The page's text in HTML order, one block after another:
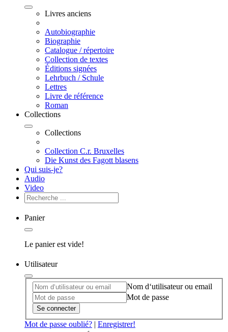
Livres anciens
Autobiographie
Biographie
Catalogue / répertoire
Collection de textes
Éditions signées
Lehrbuch / Schule
Lettres
Livre de référence
Roman
Collections
Collections
Collection C.r. Bruxelles
Die Kunst des Fagott blasens
Qui suis-je?
Audio
Video
Panier
Le panier est vide!
Utilisateur
Nom d‘utilisateur ou email
Mot de passe
Se connecter
Mot de passe oublié? | Enregistrer!